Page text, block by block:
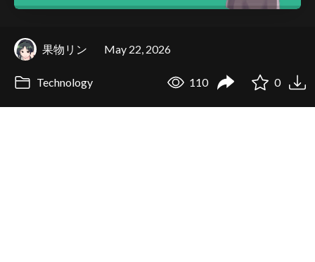
果物リン May 22, 2026
Technology 110 0